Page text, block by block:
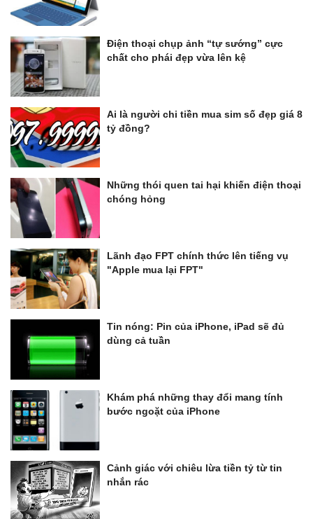
Điện thoại chụp ảnh “tự sướng” cực
chất cho phái đẹp vừa lên kệ
Ai là người chi tiền mua sim số đẹp giá 8
tỷ đồng?
Những thói quen tai hại khiến điện thoại
chóng hỏng
Lãnh đạo FPT chính thức lên tiếng vụ
"Apple mua lại FPT"
Tin nóng: Pin của iPhone, iPad sẽ đủ
dùng cả tuần
Khám phá những thay đổi mang tính
bước ngoặt của iPhone
Cảnh giác với chiêu lừa tiền tỷ từ tin
nhắn rác